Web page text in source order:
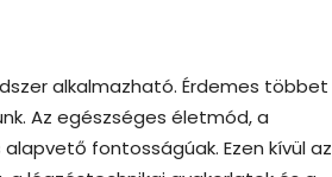
alkalmazható. Érdemes többet
Az egészséges életmód, a
fontosságúak. Ezen kívül az